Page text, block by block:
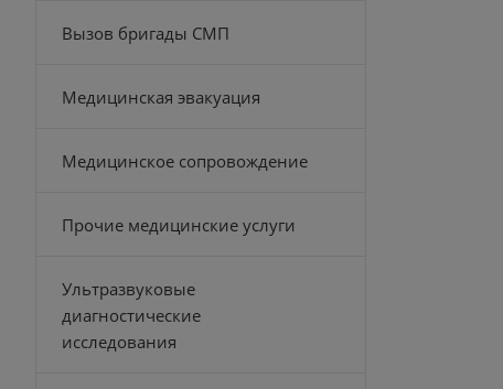
Вызов бригады СМП
Медицинская эвакуация
Медицинское сопровождение
Прочие медицинские услуги
Ультразвуковые
диагностические
исследования